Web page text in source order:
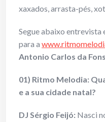
xaxados, arrasta-pés,
Segue abaixo entrevista
para a
Antonio Carlos da
01) Ritmo Melodia:
e a sua cidade natal?
DJ Sérgio Feijó: Nasci